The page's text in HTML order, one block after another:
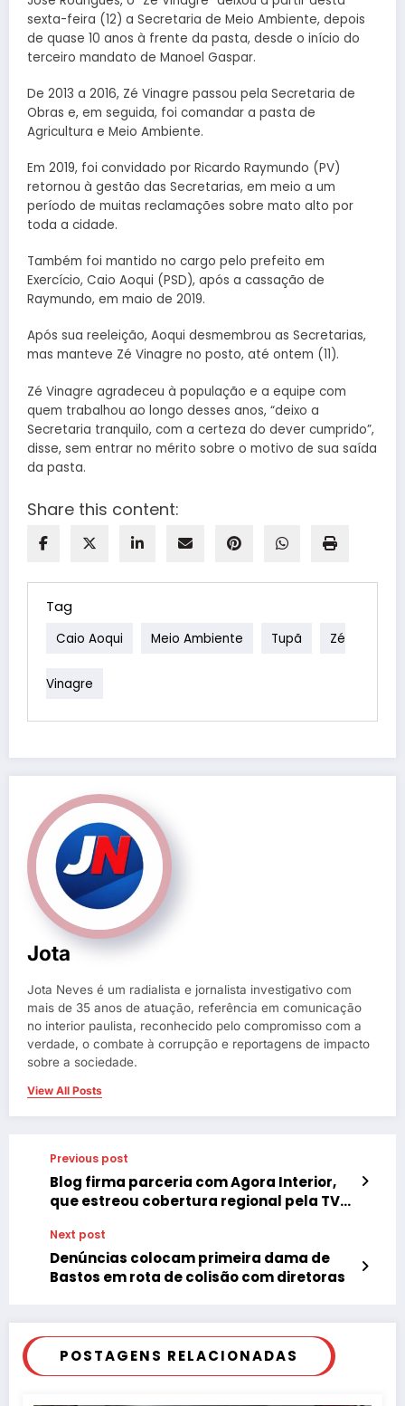
sexta-feira (12) a Secretaria de Meio Ambiente, depois
de quase 10 anos à frente da pasta, desde o início do
terceiro mandato de Manoel Gaspar.
De 2013 a 2016, Zé Vinagre passou pela Secretaria de
Obras e, em seguida, foi comandar a pasta de
Agricultura e Meio Ambiente.
Em 2019, foi convidado por Ricardo Raymundo (PV)
retornou à gestão das Secretarias, em meio a um
período de muitas reclamações sobre mato alto por
toda a cidade.
Também foi mantido no cargo pelo prefeito em
Exercício, Caio Aoqui (PSD), após a cassação de
Raymundo, em maio de 2019.
Após sua reeleição, Aoqui desmembrou as Secretarias,
mas manteve Zé Vinagre no posto, até ontem (11).
Zé Vinagre agradeceu à população e a equipe com
quem trabalhou ao longo desses anos, “deixo a
Secretaria tranquilo, com a certeza do dever cumprido”,
disse, sem entrar no mérito sobre o motivo de sua saída
da pasta.
Share this content:
Tag
Caio Aoqui Meio Ambiente Tupã Zé
Vinagre
Jota
Jota Neves é um radialista e jornalista investigativo com
mais de 35 anos de atuação, referência em comunicação
no interior paulista, reconhecido pelo compromisso com a
verdade, o combate à corrupção e reportagens de impacto
sobre a sociedade.
View All Posts
Previous post
Blog firma parceria com Agora Interior,
que estreou cobertura regional pela TV
Next post
Denúncias colocam primeira dama de
Bastos em rota de colisão com diretoras
POSTAGENS RELACIONADAS